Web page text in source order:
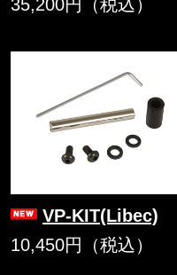
35,200円（税込）
VP-KIT(Libec)
10,450円（税込）